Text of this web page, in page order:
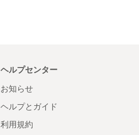
ヘルプセンター
お知らせ
ヘルプとガイド
利用規約